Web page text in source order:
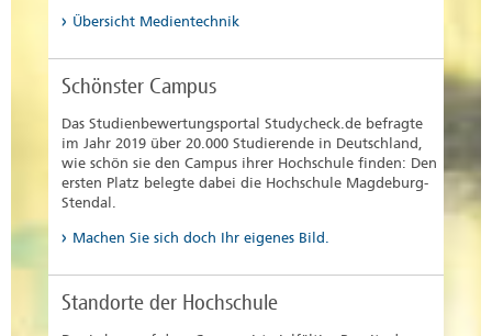
Übersicht Medientechnik
Schönster Campus
Das Studienbewertungsportal Studycheck.de befragte
im Jahr 2019 über 20.000 Studierende in Deutschland,
wie schön sie den Campus ihrer Hochschule finden: Den
ersten Platz belegte dabei die Hochschule Magdeburg-
Stendal.
Machen Sie sich doch Ihr eigenes Bild.
Standorte der Hochschule